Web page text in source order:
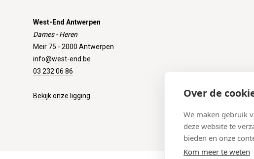
Over de
We maken gebruik
deze website te
bieden en onze
Kom meer te weten
West-End Antwerpen
Dames - Heren
Meir 75 - 2000 Antwerpen
info@west-end.be
03 232 06 86
Bekijk onze ligging